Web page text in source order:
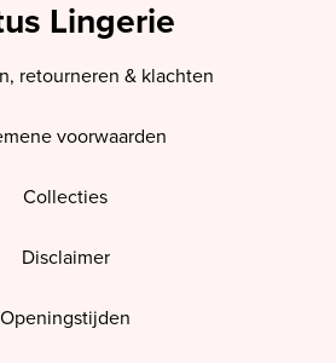
Lingerie
retourneren & klachten
voorwaarden
Collecties
Disclaimer
Openingstijden